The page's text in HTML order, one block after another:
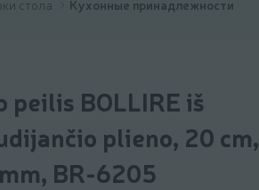
стола Kухонные принадлежности
peilis BOLLIRE iš
plieno, 20 cm,
BR-6205